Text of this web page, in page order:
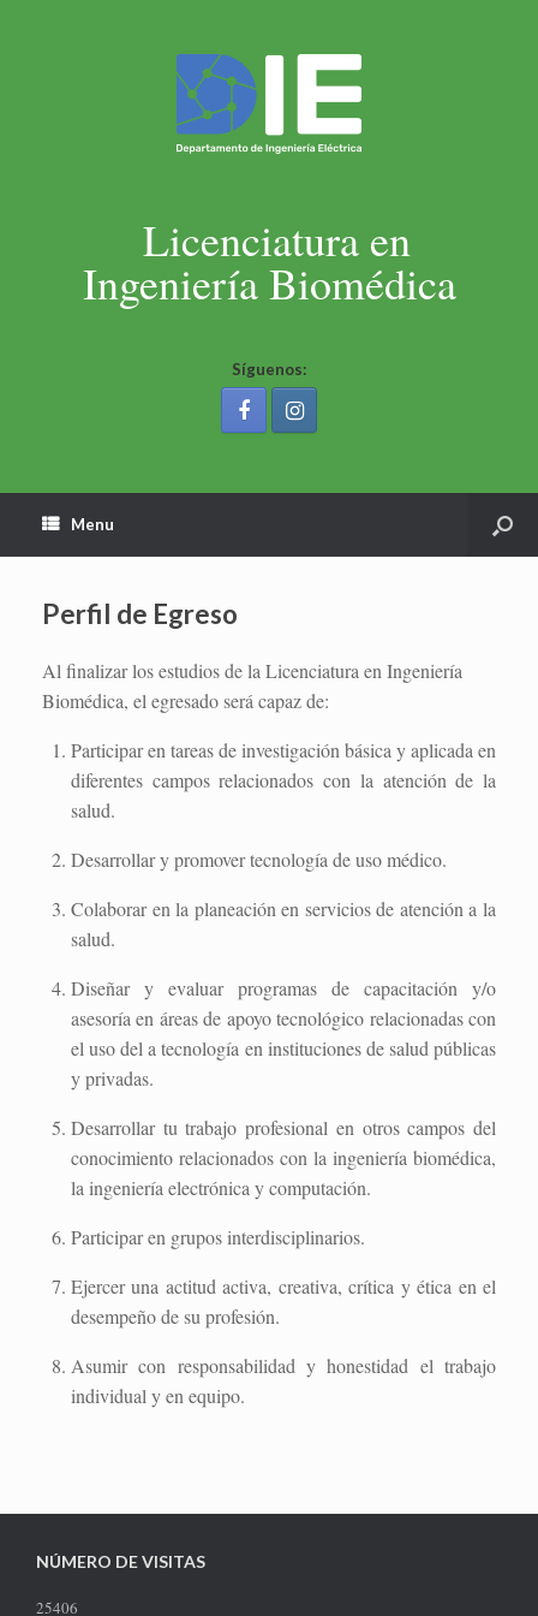
Licenciatura en
Ingeniería Biomédica
Síguenos:
Menu
Perfil de Egreso
Al finalizar los estudios de la Licenciatura en Ingeniería
Biomédica, el egresado será capaz de:
Participar en tareas de investigación básica y aplicada en
diferentes campos relacionados con la atención de la
salud.
Desarrollar y promover tecnología de uso médico.
Colaborar en la planeación en servicios de atención a la
salud.
Diseñar y evaluar programas de capacitación y/o
asesoría en áreas de apoyo tecnológico relacionadas con
el uso del a tecnología en instituciones de salud públicas
y privadas.
Desarrollar tu trabajo profesional en otros campos del
conocimiento relacionados con la ingeniería biomédica,
la ingeniería electrónica y computación.
Participar en grupos interdisciplinarios.
Ejercer una actitud activa, creativa, crítica y ética en el
desempeño de su profesión.
Asumir con responsabilidad y honestidad el trabajo
individual y en equipo.
NÚMERO DE VISITAS
25406